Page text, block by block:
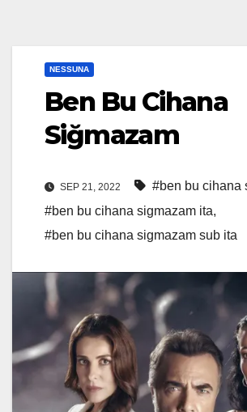
NESSUNA
Ben Bu Cihana
Siğmazam
SEP 21, 2022 #ben bu cihana
#ben bu cihana sigmazam ita,
#ben bu cihana sigmazam sub ita